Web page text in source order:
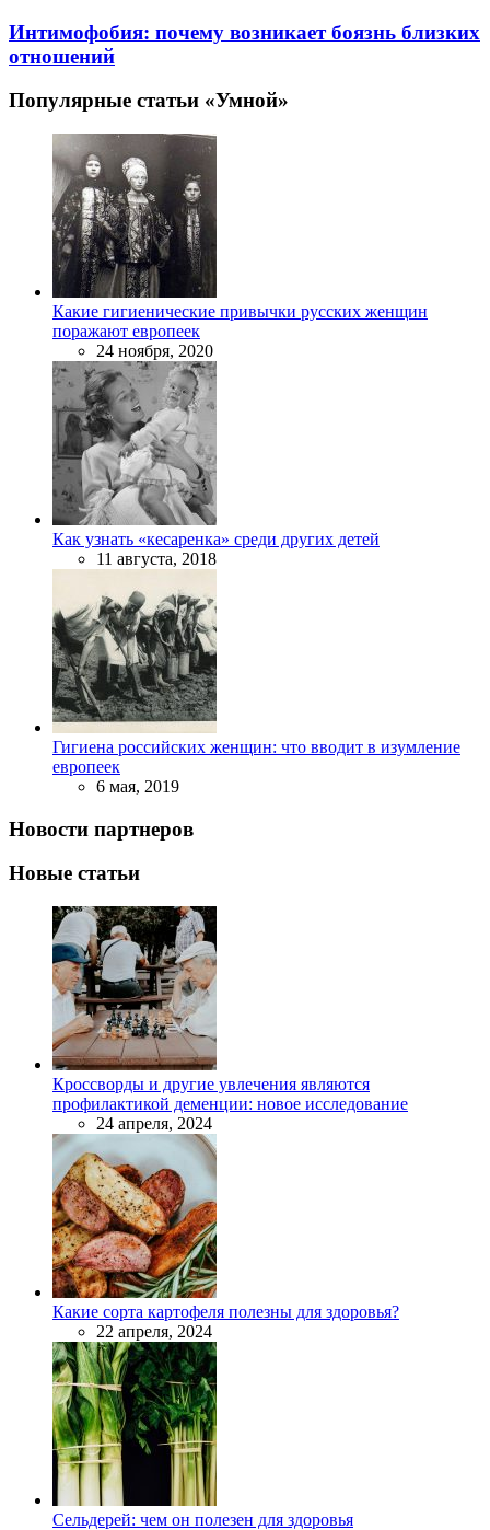
Интимофобия: почему возникает боязнь близких
отношений
Популярные статьи «Умной»
Какие гигиенические привычки русских женщин
поражают европеек
24 ноября, 2020
Как узнать «кесаренка» среди других детей
11 августа, 2018
Гигиена российских женщин: что вводит в изумление
европеек
6 мая, 2019
Новости партнеров
Новые статьи
Кроссворды и другие увлечения являются
профилактикой деменции: новое исследование
24 апреля, 2024
Какие сорта картофеля полезны для здоровья?
22 апреля, 2024
Сельдерей: чем он полезен для здоровья